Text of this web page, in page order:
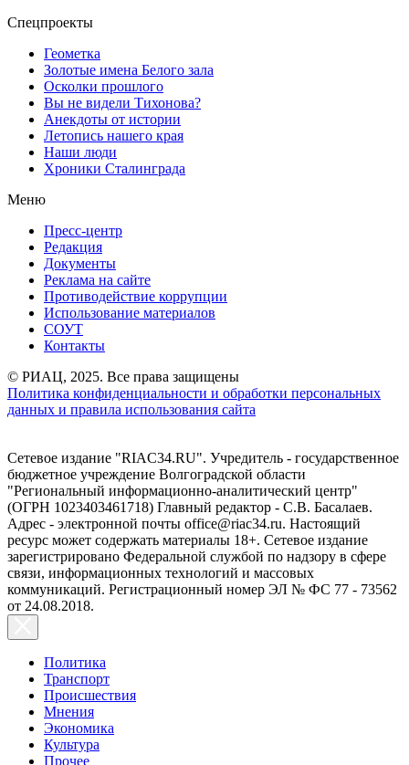
Спецпроекты
Геометка
Золотые имена Белого зала
Осколки прошлого
Вы не видели Тихонова?
Анекдоты от истории
Летопись нашего края
Наши люди
Хроники Сталинграда
Меню
Пресс-центр
Редакция
Документы
Реклама на сайте
Противодействие коррупции
Использование материалов
СОУТ
Контакты
© РИАЦ, 2025. Все права защищены
Политика конфиденциальности и обработки персональных
данных и правила использования сайта
Сетевое издание "RIAC34.RU". Учредитель - государственное
бюджетное учреждение Волгоградской области
"Региональный информационно-аналитический центр"
(ОГРН 1023403461718) Главный редактор - С.В. Басалаев.
Адрес - электронной почты office@riac34.ru. Настоящий
ресурс может содержать материалы 18+. Сетевое издание
зарегистрировано Федеральной службой по надзору в сфере
связи, информационных технологий и массовых
коммуникаций. Регистрационный номер ЭЛ № ФС 77 - 73562
от 24.08.2018.
Политика
Транспорт
Происшествия
Мнения
Экономика
Культура
Прочее